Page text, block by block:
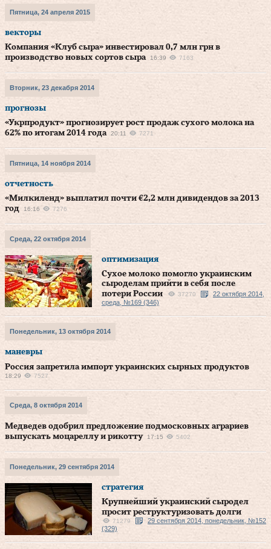
Пятница, 24 апреля 2015
векторы
Компания «Клуб сыра» инвестировал 0,7 млн грн в
производство новых сортов сыра
16:39 7163
Вторник, 23 декабря 2014
прогнозы
«Укрпродукт» прогнозирует рост продаж сухого молока на
62% по итогам 2014 года
20:11 7271
Пятница, 14 ноября 2014
отчетность
«Милкиленд» выплатил почти €2,2 млн дивидендов за 2013
год
16:16 7276
Среда, 22 октября 2014
оптимизация
Сухое молоко помогло украинским
сыроделам прийти в себя после
потери России
37270
22 октября 2014,
среда, №169 (346)
Понедельник, 13 октября 2014
маневры
Россия запретила импорт украинских сырных продуктов
18:29 7527
Среда, 8 октября 2014
Медведев одобрил предложение подмосковных аграриев
выпускать моцареллу и рикотту
17:15 5402
Понедельник, 29 сентября 2014
стратегия
Крупнейший украинский сыродел
просит реструктуризовать долги
71279
29 сентября 2014, понедельник, №152
(329)